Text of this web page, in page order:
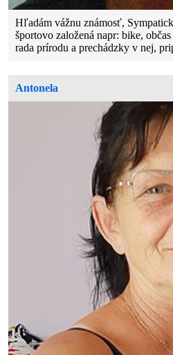
Hľadám vážnu známosť,
športovo založená napr: bike,
rada prírodu a prechádzky v nej,
Antonela